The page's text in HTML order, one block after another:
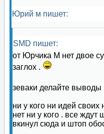
Юрий м пишет:
SMD пишет:
от Юрчика М нет двое
заглох .
зеваки делайте выводы
ни у кого ни идей
нет ни у кого . все ждут
вкинул сюда и штоп